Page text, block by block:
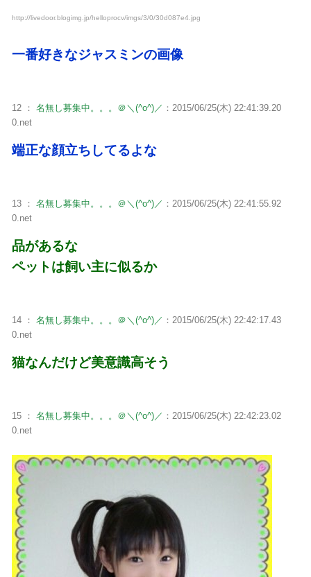
http://livedoor.blogimg.jp/helloprocv/imgs/3/0/30d087e4.jpg
一番好きなジャスミンの画像
12 ： 名無し募集中。。。＠＼(^o^)／ ：2015/06/25(木) 22:41:39.20
0.net
端正な顔立ちしてるよな
13 ： 名無し募集中。。。＠＼(^o^)／ ：2015/06/25(木) 22:41:55.92
0.net
品があるな
ペットは飼い主に似るか
14 ： 名無し募集中。。。＠＼(^o^)／ ：2015/06/25(木) 22:42:17.43
0.net
猫なんだけど美意識高そう
15 ： 名無し募集中。。。＠＼(^o^)／ ：2015/06/25(木) 22:42:23.02
0.net